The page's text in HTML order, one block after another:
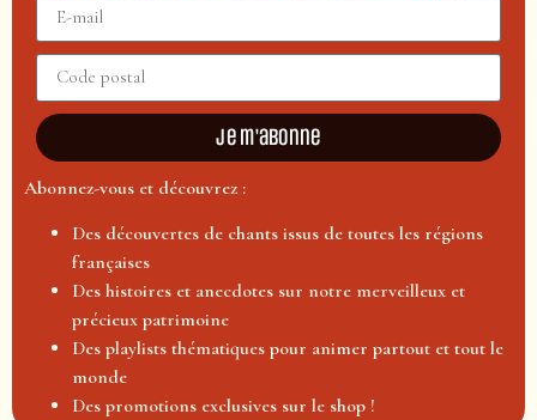
Je m'abonne
Abonnez-vous et découvrez :
Des découvertes de chants issus de toutes les régions
françaises
Des histoires et anecdotes sur notre merveilleux et
précieux patrimoine
Des playlists thématiques pour animer partout et tout le
monde
Des promotions exclusives sur le shop !